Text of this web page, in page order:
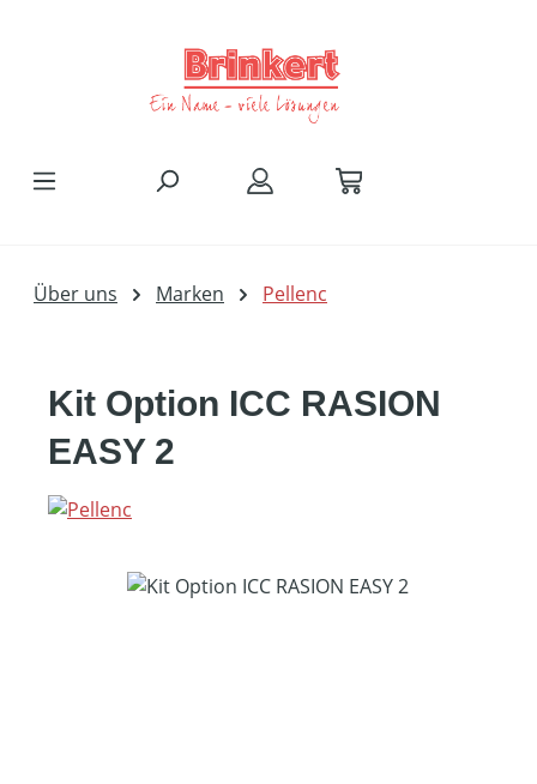
Über uns Marken Pellenc
Kit Option ICC RASION
EASY 2
Bildergalerie überspringen